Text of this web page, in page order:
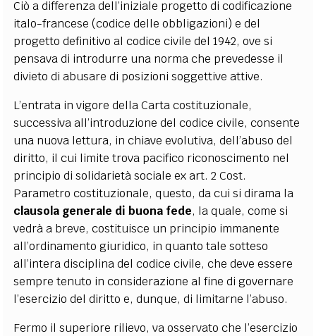
Ciò a differenza dell’iniziale progetto di codificazione
italo-francese (codice delle obbligazioni) e del
progetto definitivo al codice civile del 1942, ove si
pensava di introdurre una norma che prevedesse il
divieto di abusare di posizioni soggettive attive.
L’entrata in vigore della Carta costituzionale,
successiva all’introduzione del codice civile, consente
una nuova lettura, in chiave evolutiva, dell’abuso del
diritto, il cui limite trova pacifico riconoscimento nel
principio di solidarietà sociale ex art. 2 Cost.
Parametro costituzionale, questo, da cui si dirama la
clausola generale di buona fede, la quale, come si
vedrà a breve, costituisce un principio immanente
all’ordinamento giuridico, in quanto tale sotteso
all’intera disciplina del codice civile, che deve essere
sempre tenuto in considerazione al fine di governare
l’esercizio del diritto e, dunque, di limitarne l’abuso.
Fermo il superiore rilievo, va osservato che l’esercizio